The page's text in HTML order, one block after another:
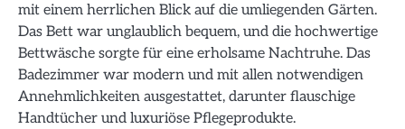
mit einem herrlichen Blick auf die umliegenden Gärten.
Das Bett war unglaublich bequem, und die hochwertige
Bettwäsche sorgte für eine erholsame Nachtruhe. Das
Badezimmer war modern und mit allen notwendigen
Annehmlichkeiten ausgestattet, darunter flauschige
Handtücher und luxuriöse Pflegeprodukte.